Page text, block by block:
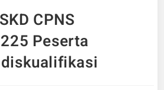
CPNS
Peserta